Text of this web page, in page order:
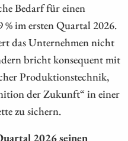
Bedarf für einen
% im ersten Quartal 2026.
das Unternehmen nicht
bricht konsequent mit
Produktionstechnik,
der Zukunft“ in einer
zu sichern.
2026 seinen